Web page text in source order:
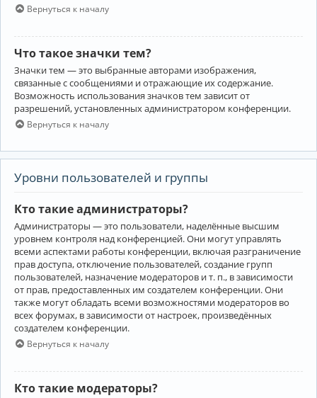
Вернуться к началу
Что такое значки тем?
Значки тем — это выбранные авторами изображения,
связанные с сообщениями и отражающие их содержание.
Возможность использования значков тем зависит от
разрешений, установленных администратором конференции.
Вернуться к началу
Уровни пользователей и группы
Кто такие администраторы?
Администраторы — это пользователи, наделённые высшим
уровнем контроля над конференцией. Они могут управлять
всеми аспектами работы конференции, включая разграничение
прав доступа, отключение пользователей, создание групп
пользователей, назначение модераторов и т. п., в зависимости
от прав, предоставленных им создателем конференции. Они
также могут обладать всеми возможностями модераторов во
всех форумах, в зависимости от настроек, произведённых
создателем конференции.
Вернуться к началу
Кто такие модераторы?